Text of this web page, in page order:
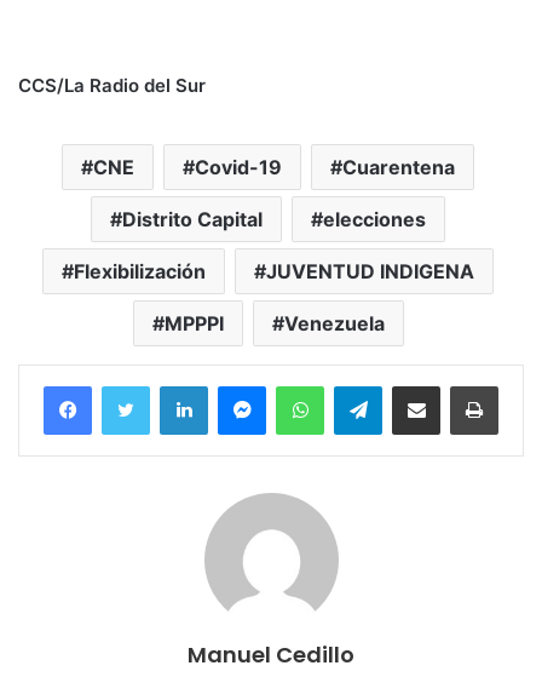
CCS/La Radio del Sur
CNE Covid-19 Cuarentena
Distrito Capital elecciones
Flexibilización JUVENTUD INDIGENA
MPPPI Venezuela
FacebookTwitter LinkedInMessengerWhatsAppTelegramCompartir por correo electrónico
Manuel Cedillo